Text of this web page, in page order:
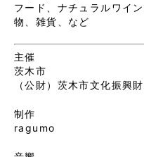
フード、ナチュラルワイ
物、雑貨、など
主催
茨木市
（公財）茨木市文化振
制作
ragumo